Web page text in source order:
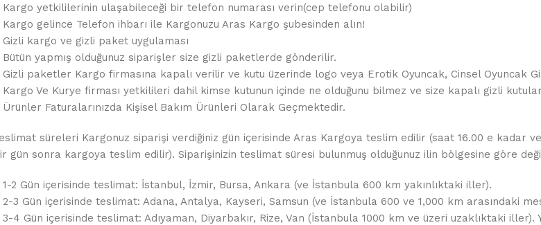
Kargo yetkililerinin ulaşabileceği bir telefon numarası verin(cep telefonu olabilir)
Kargo gelince Telefon ihbarı ile Kargonuzu Aras Kargo şubesinden alın!
Gizli kargo ve gizli paket uygulaması
Bütün yapmış olduğunuz siparişler size gizli paketlerde gönderilir.
Gizli paketler Kargo firmasına kapalı verilir ve kutu üzerinde logo veya Erotik Oyuncak, Cinsel Oyuncak
Kargo Ve Kurye firması yetkilileri dahil kimse kutunun içinde ne olduğunu bilmez ve size kapalı gizli
Ürünler Faturalarınızda Kişisel Bakım Ürünleri Olarak Geçmektedir.
süreleri Kargonuz siparişi verdiğiniz gün içerisinde Aras Kargoya teslim edilir (saat 16.00 e kadar
gün sonra kargoya teslim edilir). Siparişinizin teslimat süresi bulunmuş olduğunuz ilin bölgesine göre
1-2 Gün içerisinde teslimat: İstanbul, İzmir, Bursa, Ankara (ve İstanbula 600 km yakınlıktaki iller).
2-3 Gün içerisinde teslimat: Adana, Antalya, Kayseri, Samsun (ve İstanbula 600 ve 1,000 km arasındaki
3-4 Gün içerisinde teslimat: Adıyaman, Diyarbakır, Rize, Van (İstanbula 1000 km ve üzeri uzaklıktaki